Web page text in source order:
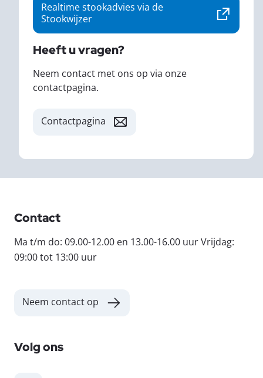
Realtime stookadvies via de
Stookwijzer
Deze link verwijst naar een
Heeft u vragen?
Neem contact met ons op via onze
contactpagina.
Contactpagina
Contact
Ma t/m do: 09.00-12.00 en 13.00-16.00 uur Vrijdag:
09:00 tot 13:00 uur
Neem contact op
Volg ons